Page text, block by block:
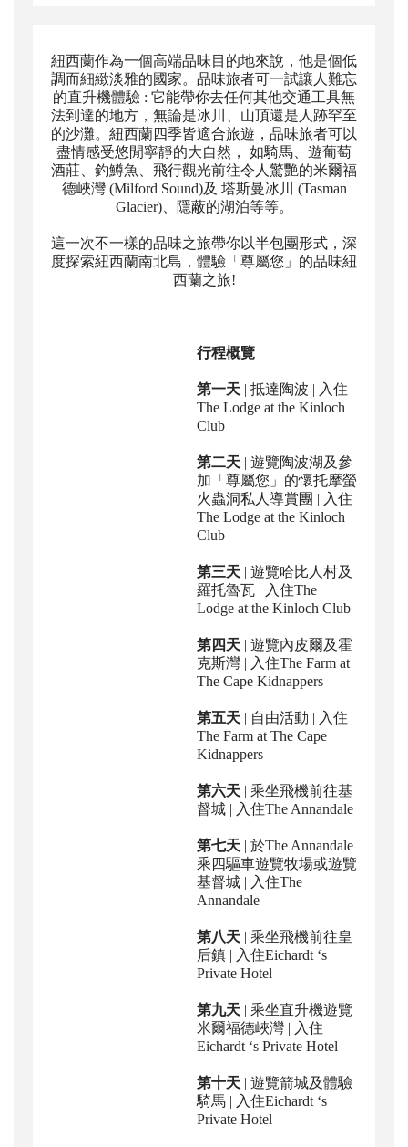
紐西蘭作為一個高端品味目的地來說，他是個低
調而細緻淡雅的國家。品味旅者可一試讓人難忘
的直升機體驗 : 它能帶你去任何其他交通工具無
法到達的地方，無論是冰川、山頂還是人跡罕至
的沙灘。紐西蘭四季皆適合旅遊， 品味旅者可以
盡情感受悠閒寧靜的大自然， 如騎馬、遊葡萄
酒莊、釣鱒魚、飛行觀光前往令人驚艷的米爾福
德峽灣 (Milford Sound)及 塔斯曼冰川 (Tasman
Glacier)、隱蔽的湖泊等等。
這一次不一樣的品味之旅帶你以半包團形式， 深
度探索紐西蘭南北島， 體驗「尊屬您」的品味紐
西蘭之旅!
行程概覽
第一天| 抵達陶波 | 入住
The Lodge at the Kinloch
Club
第二天| 遊覽陶波湖及參
加「尊屬您」的懷托摩螢
火蟲洞私人導賞團 | 入住
The Lodge at the Kinloch
Club
第三天| 遊覽哈比人村及
羅托魯瓦 | 入住The
Lodge at the Kinloch Club
第四天| 遊覽內皮爾及霍
克斯灣 | 入住The Farm at
The Cape Kidnappers
第五天 | 自由活動 | 入住
The Farm at The Cape
Kidnappers
第六天| 乘坐飛機前往基
督城 | 入住The Annandale
第七天| 於The Annandale
乘四驅車遊覽牧場或遊覽
基督城 | 入住The
Annandale
第八天| 乘坐飛機前往皇
后鎮 | 入住Eichardt ‘s
Private Hotel
第九天| 乘坐直升機遊覽
米爾福德峽灣 | 入住
Eichardt ‘s Private Hotel
第十天| 遊覽箭城及體驗
騎馬| 入住Eichardt ‘s
Private Hotel